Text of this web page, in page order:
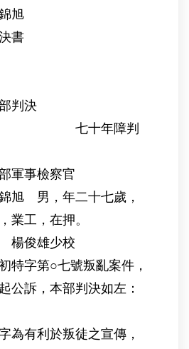
旭
書
司令部判決
障判
事檢察官
男，年二十七歲，
業工，在押。
俊雄少校
特字第○七號叛亂案件，
公訴，本部判決如左：
為有利於叛徒之宣傳，